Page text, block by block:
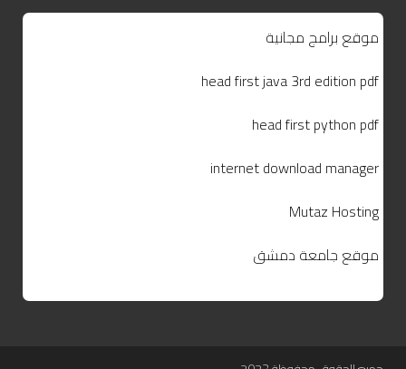
موقع برامج مجانية
head first java 3rd edition pdf
head first python pdf
internet download manager
Mutaz Hosting
موقع جامعة دمشق